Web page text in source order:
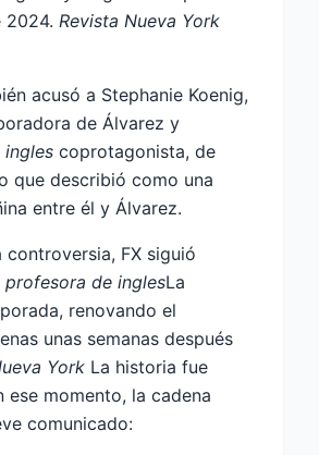
2024. Revista Nueva York
acusó a Stephanie Koenig,
de Álvarez y
coprotagonista, de
que describió como una
entre él y Álvarez.
controversia, FX siguió
profesora de inglesLa
renovando el
unas semanas después
York La historia fue
ese momento, la cadena
comunicado: